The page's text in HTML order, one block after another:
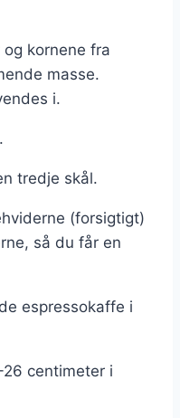
kornene fra
masse.
i.
tredje skål.
(forsigtigt)
så du får en
espressokaffe i
centimeter i